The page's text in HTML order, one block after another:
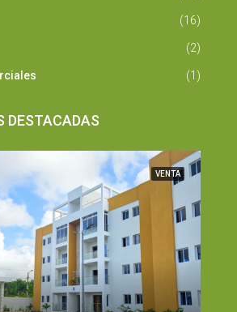
(16)
(2)
(1)
DESTACADAS
VENTA